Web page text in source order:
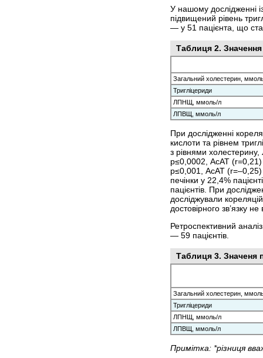
У нашому дослідженні
підвищений рівень
— у 51 пацієнта, що
Таблиця 2. Значення
Загальний холестерин,
Тригліцериди
ЛПНЩ, ммоль/л
ЛПВЩ, ммоль/л
При дослідженні
кислоти та рівнем
з рівнями
р≤0,0002, АсАТ (r=0,21)
р≤0,001, АсАТ
печінки у 22,4%
пацієнтів. При
досліджували
достовірного зв’язку не
Ретроспективний
— 59 пацієнтів.
Таблиця 3. Значеня
Загальний холестерин,
Тригліцериди
ЛПНЩ, ммоль/л
ЛПВЩ, ммоль/л
Примітка: *різниця